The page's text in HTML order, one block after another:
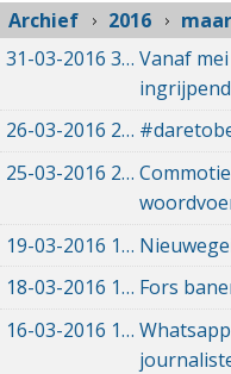
Archief
2016
31-03-2016 31-03-2016 04:32
Vanaf
ingrijpend
26-03-2016 26-03-2016 10:17
25-03-2016 25-03-2016 16:22
19-03-2016 19-03-2016 08:04
18-03-2016 18-03-2016 14:53
Fors
16-03-2016 16-03-2016 17:53